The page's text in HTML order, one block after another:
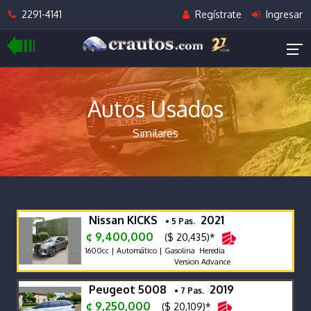
2291-4141 Regístrate Ingresar
Autos Usados
Similares
Nissan KICKS • 5 Pas. 2021
¢ 9,400,000
($ 20,435)*
1600cc | Automático | Gasolina Heredia
Version Advance
Peugeot 5008 • 7 Pas. 2019
¢ 9,250,000
($ 20,109)*